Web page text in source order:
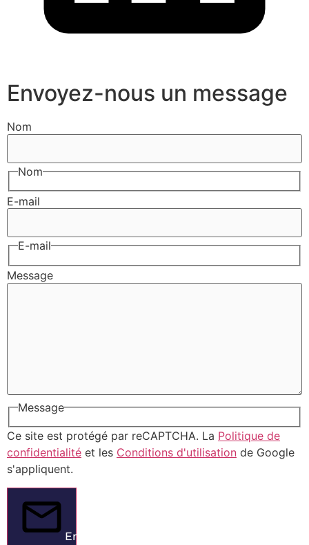
Envoyez-nous un message
Nom
Nom
E-mail
E-mail
Message
Message
Ce site est protégé par reCAPTCHA. La Politique de
confidentialité et les Conditions d'utilisation de Google
s'appliquent.
Envoyer